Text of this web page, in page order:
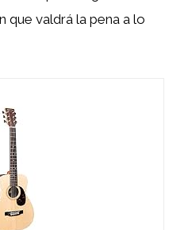
que valdrá la pena a lo